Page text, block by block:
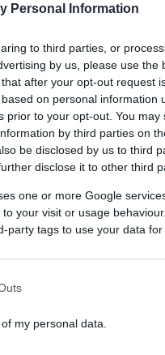
Personal Information
to third parties, or
by us, please use the
after your opt-out request
on personal information
prior to your opt-out. You
by third parties on
be disclosed by us to third
disclose it to other third
one or more Google
your visit or usage
party tags to use your data
my personal data.
egymásra
saját korábbi
tüntetésekben -
egyedi kombinációját
Indonéziában is
tévécsatorna